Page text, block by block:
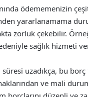
ödememenizin
yararlanamama
zorluk çekebilir.
sağlık hizmeti
uzadıkça, bu
ve mali